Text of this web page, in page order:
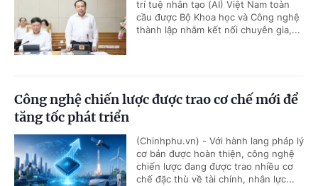
trí tuệ nhân tạo (AI) Việt Nam toàn
cầu được Bộ Khoa học và Công nghệ
thành lập nhằm kết nối chuyên gia,...
Công nghệ chiến lược được trao cơ chế mới để
tăng tốc phát triển
(Chinhphu.vn) - Với hành lang pháp lý
cơ bản được hoàn thiện, công nghệ
chiến lược đang được trao nhiều cơ
chế đặc thù về tài chính, nhân lực...